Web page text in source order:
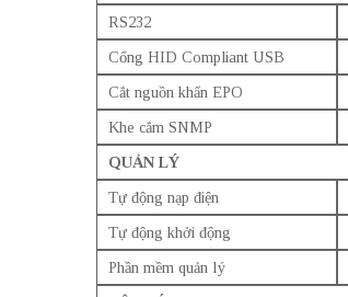
RS232
Cổng HID Compliant USB
Cắt nguồn khẩn EPO
Khe cắm SNMP
QUẢN LÝ
Tự động nạp điện
Tự động khởi động
Phần mềm quản lý